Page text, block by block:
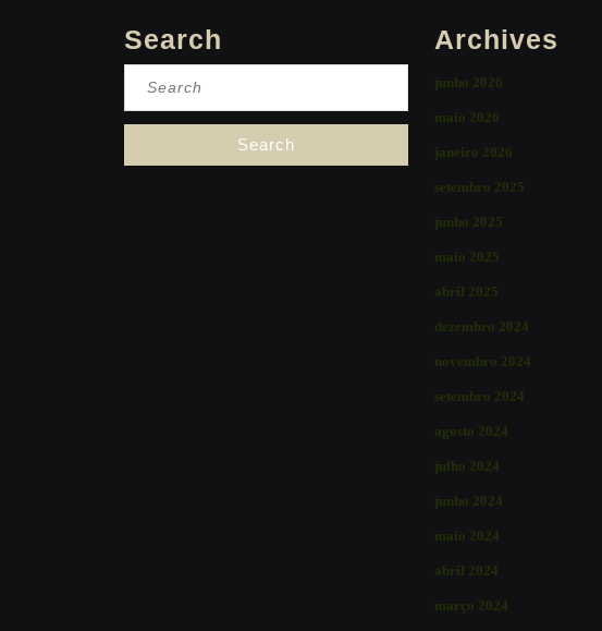
Search Archives
junho 2026
maio 2026
janeiro 2026
setembro 2025
junho 2025
maio 2025
abril 2025
dezembro 2024
novembro 2024
setembro 2024
agosto 2024
julho 2024
junho 2024
maio 2024
abril 2024
março 2024